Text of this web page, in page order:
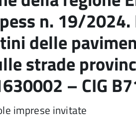
n. 19/2024.
delle
strade
– CIG
imprese invitate